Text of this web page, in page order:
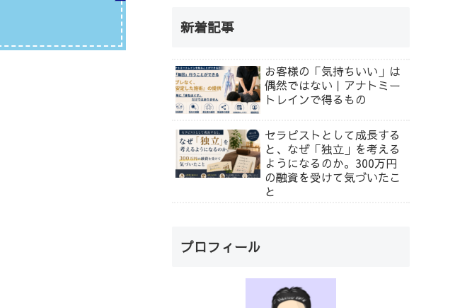
新着記事
お客様の「気持ちいい」は
偶然ではない｜アナトミー
トレインで得るもの
セラピストとして成長する
と、なぜ「独立」を考える
ようになるのか。300万円
の融資を受けて気づいたこ
と
プロフィール